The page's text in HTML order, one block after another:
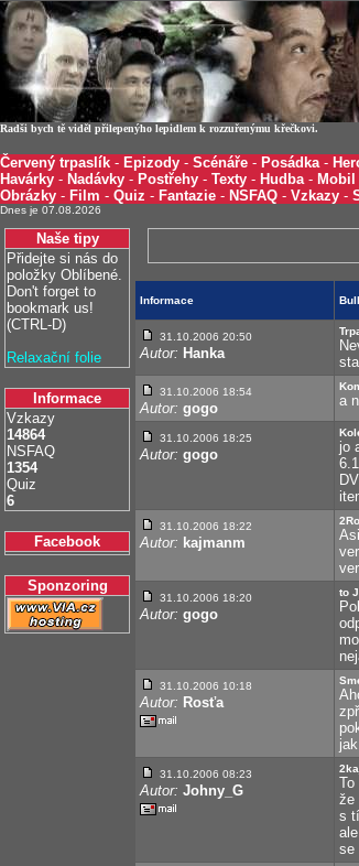
Radši bych tě viděl přilepenýho lepidlem k rozzuřenýmu křečkovi.
Červený trpaslík - Epizody - Scénáře - Posádka-
Havárky - Nadávky - Postřehy - Texty - Hudba- Mobil
Obrázky - Film - Quiz - Fantazie - NSFAQ - Vzkazy -
Dnes je 07.08.2026
Naše tipy
Přidejte si nás do
položky Oblíbené.
Don't forget to
bookmark us!
(CTRL-D)
Relaxační folie
Informace
Vzkazy
14864
NSFAQ
1354
Quiz
6
Facebook
Sponzoring
Informace
31.10.2006 20:50
Autor: Hanka
31.10.2006 18:54
Autor: gogo a
31.10.2006 18:25
Autor: gogo
jo
31.10.2006 18:22
Autor: kajmanm
31.10.2006 18:20
Autor: gogo
to
31.10.2006 10:18
Autor: Rosťa
31.10.2006 08:23
Autor: Johny_G
To
že
s
se